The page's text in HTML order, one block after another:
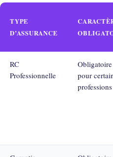
TYPE
D’ASSURANCE
RC
Professionnelle
Obligatoire
pour
professions